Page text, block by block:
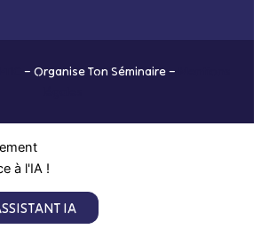
– Organise Ton Séminaire –
à l'IA !
IA